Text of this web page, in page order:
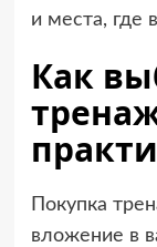
и места, где
Как
Покупка
вложение в